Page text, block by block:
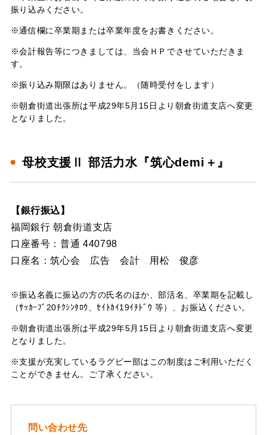
振り込みください。
※通信欄に卒業期または卒業年度をお書きください。
※会計報告等につきましては、当会ＨＰでさせていただきま
す。
※振り込み期限はありません。（随時受付をします）
※朝倉街道出張所は平成29年5月15日より朝倉街道支店へ変更
となりました。
母校支援Ⅱ 部活力水『筑心demi＋』
【銀行振込】
福岡銀行 朝倉街道支店
口座番号：普通 440798
口座名：筑心会 広告 会計 用松 俊彦
※振込名義に振込の方の氏名のほか、部活名、卒業期を記載し
（ｻｯｶｰﾌﾞ20ﾁｸｼﾝﾀﾛｳ、ｾｲﾄｶｲ19ｲﾁﾄﾞｳ 等）、お振込ください。
※朝倉街道出張所は平成29年5月15日より朝倉街道支店へ変更
となりました。
※支援が充実しているラグビー部はこの制度はご利用いただく
ことができません。ご了承ください。
問い合わせ先